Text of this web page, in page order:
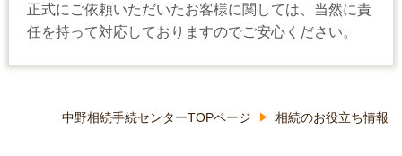
正式にご依頼いただいたお客様に関しては、当然に責
任を持って対応しておりますのでご安心ください。
中野相続手続センターTOPページ 相続のお役立ち情報